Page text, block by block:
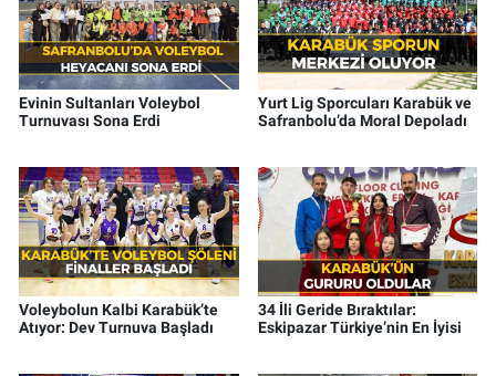
Evinin Sultanları Voleybol
Turnuvası Sona Erdi
Yurt Lig Sporcuları Karabük ve
Safranbolu’da Moral Depoladı
Voleybolun Kalbi Karabük’te
Atıyor: Dev Turnuva Başladı
34 İli Geride Bıraktılar:
Eskipazar Türkiye’nin En İyisi